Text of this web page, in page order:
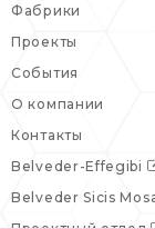
Фабрики
Проекты
События
О компании
Контакты
Belveder-Effegibi
Belveder Sicis